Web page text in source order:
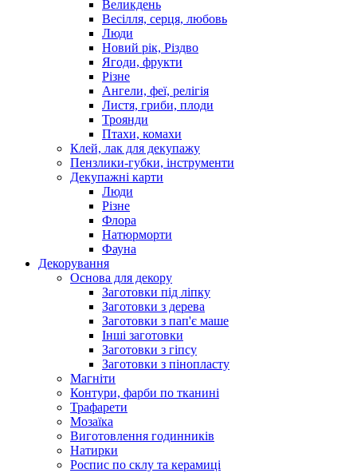
Великдень
Весілля, серця, любовь
Люди
Новий рік, Різдво
Ягоди, фрукти
Різне
Ангели, феї, релігія
Листя, гриби, плоди
Троянди
Птахи, комахи
Клей, лак для декупажу
Пензлики-губки, інструменти
Декупажні карти
Люди
Різне
Флора
Натюрморти
Фауна
Декорування
Основа для декору
Заготовки під ліпку
Заготовки з дерева
Заготовки з пап'є маше
Інші заготовки
Заготовки з гіпсу
Заготовки з пінопласту
Магніти
Контури, фарби по тканині
Трафарети
Мозаїка
Виготовлення годинників
Натирки
Роспис по склу та керамиці